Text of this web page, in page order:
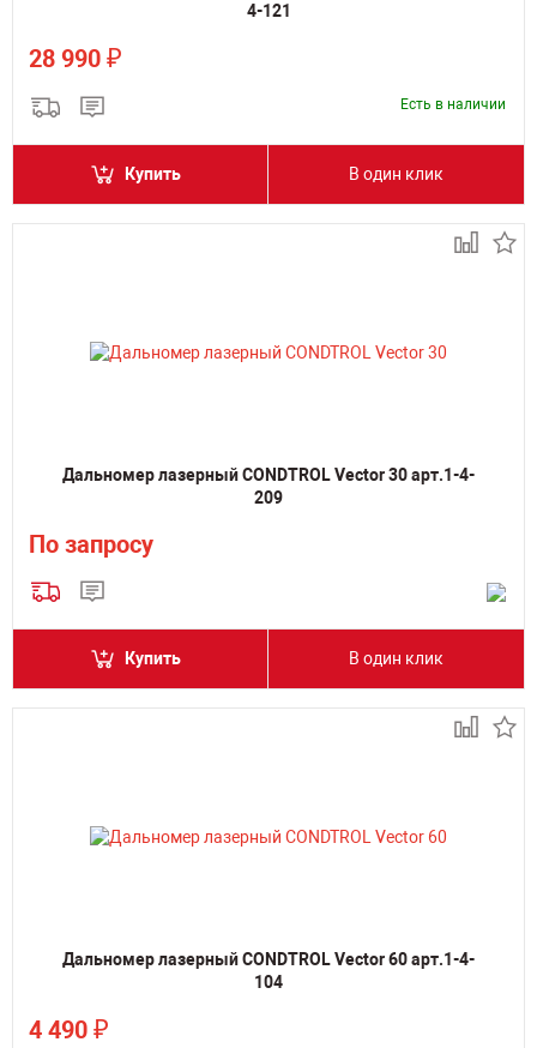
4-121
28 990 ₽
Есть в наличии
Купить В один клик
Дальномер лазерный CONDTROL Vector 30 арт.1-4-
209
По запросу
Купить В один клик
Дальномер лазерный CONDTROL Vector 60 арт.1-4-
104
4 490 ₽